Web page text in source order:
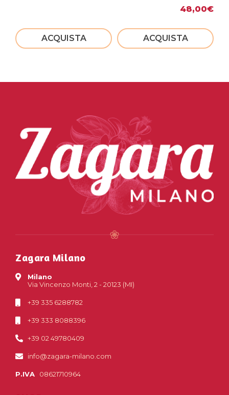
ACQUISTA
48,00€
ACQUISTA
Zagara Milano
Milano
Via Vincenzo Monti, 2 - 20123 (MI)
+39 335 6288782
+39 333 8088396
+39 02 49780409
info@zagara-milano.com
P.IVA 08621710964